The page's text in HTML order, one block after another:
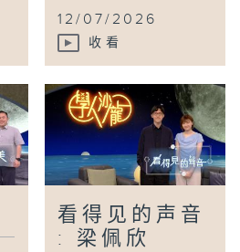
12/07/2026
收看
看得见的声音
: 梁佩欣